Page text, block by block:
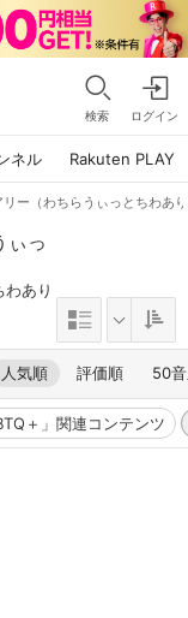
検索 ログイン
ネル Rakuten PLAY
ー（わちらうぃっとちわあ
ぃっ
あり
人気順 評価順 50
＋」関連コンテンツ